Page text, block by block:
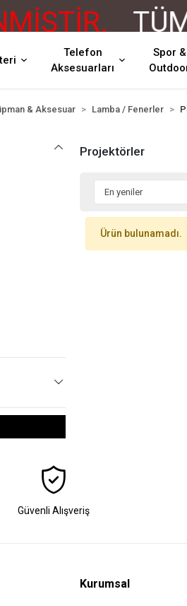
Telefon
Aksesuarları
Spor &
& Aksesuar Lamba / Fenerler
Projektörler
Ürün bulunamadı.
Güvenli Alışveriş
Kurumsal